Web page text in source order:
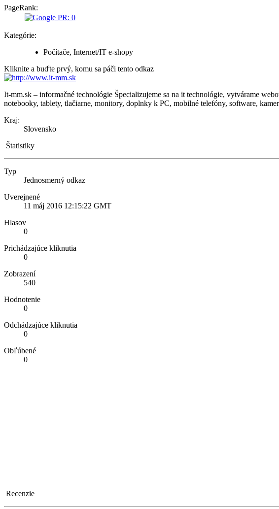
PageRank:
Kategórie:
Počítače, Internet/IT e-shopy
Kliknite a buďte prvý, komu sa páči tento odkaz
It-mm.sk – informačné technológie Špecializujeme sa na it technológie, vytvárame
notebooky, tablety, tlačiarne, monitory, doplnky k PC, mobilné telefóny, software,
Kraj:
Slovensko
Štatistiky
Typ
Jednosmerný odkaz
Uverejnené
11 máj 2016 12:15:22 GMT
Hlasov
0
Prichádzajúce kliknutia
0
Zobrazení
540
Hodnotenie
0
Odchádzajúce kliknutia
0
Obľúbené
0
Recenzie